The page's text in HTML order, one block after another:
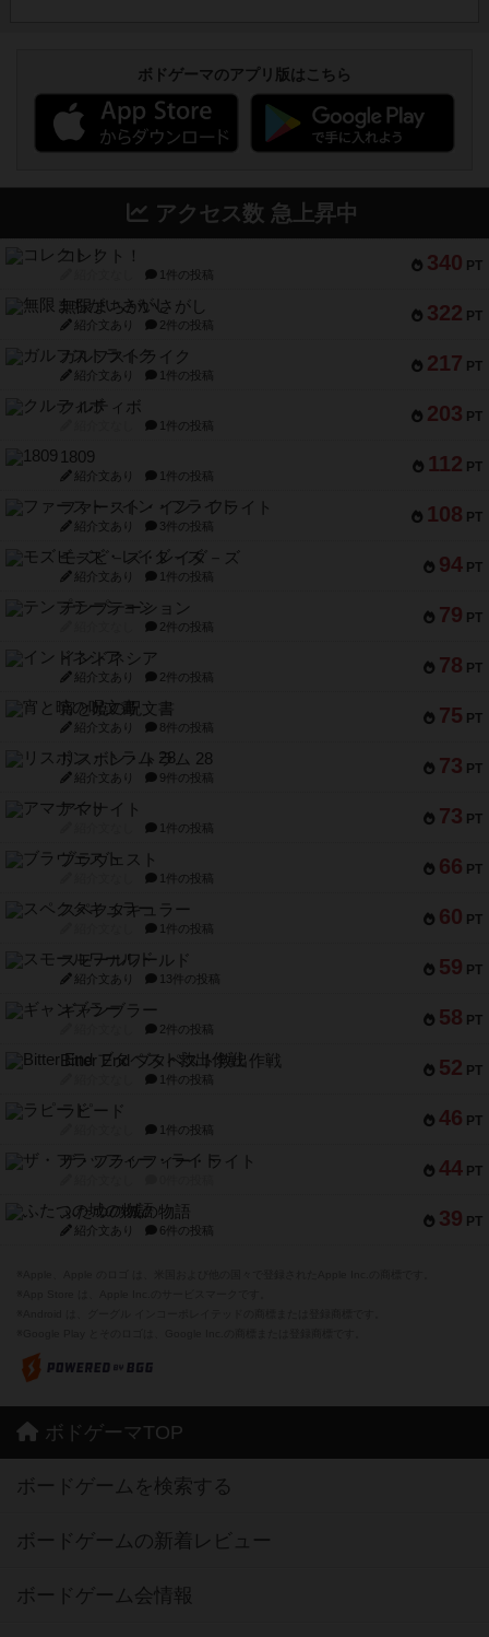
ボドゲーマのアプリ版はこちら
アクセス数 急上昇中
340 PT
コレクト！
1件の投稿
322 PT
無限まちがいさがし
紹介文あり 2件の投稿
217 PT
ガルフストライク
紹介文あり 1件の投稿
203 PT
クルティボ
1件の投稿
112 PT
1809
紹介文あり 1件の投稿
108 PT
ファースト・イン・フライト
紹介文あり 3件の投稿
94 PT
モズビ－ズ・レイダ－ズ
紹介文あり 1件の投稿
79 PT
テンプテーション
2件の投稿
78 PT
インドネシア
紹介文あり 2件の投稿
75 PT
宵と暁の呪文書
紹介文あり 8件の投稿
73 PT
リスボン・トラム 28
紹介文あり 9件の投稿
73 PT
アマナイト
1件の投稿
66 PT
ブラヴェスト
1件の投稿
60 PT
スペクタキュラー
1件の投稿
59 PT
スモールワールド
紹介文あり 13件の投稿
58 PT
ギャンブラー
2件の投稿
52 PT
Bitter End ブタペスト救出作戦
1件の投稿
46 PT
ラピード
1件の投稿
44 PT
ザ・フラッフィー・ライト
39 PT
ふたつの城の物語
紹介文あり 6件の投稿
ボドゲーマTOP
ボードゲームを検索する
ボードゲームの新着レビュー
ボードゲーム会情報